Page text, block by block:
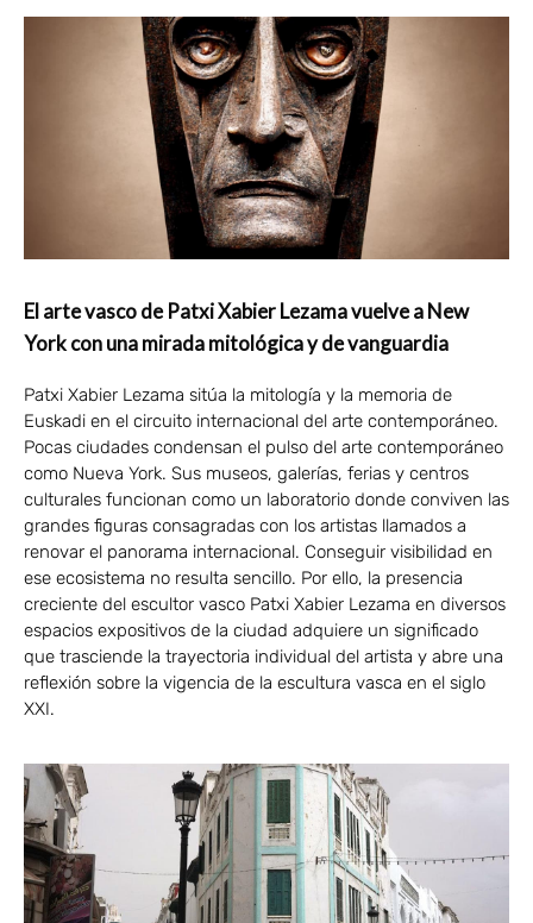
El arte vasco de Patxi Xabier Lezama vuelve a New
York con una mirada mitológica y de vanguardia
Patxi Xabier Lezama sitúa la mitología y la memoria de
Euskadi en el circuito internacional del arte contemporáneo.
Pocas ciudades condensan el pulso del arte contemporáneo
como Nueva York. Sus museos, galerías, ferias y centros
culturales funcionan como un laboratorio donde conviven las
grandes figuras consagradas con los artistas llamados a
renovar el panorama internacional. Conseguir visibilidad en
ese ecosistema no resulta sencillo. Por ello, la presencia
creciente del escultor vasco Patxi Xabier Lezama en diversos
espacios expositivos de la ciudad adquiere un significado
que trasciende la trayectoria individual del artista y abre una
reflexión sobre la vigencia de la escultura vasca en el siglo
XXI.